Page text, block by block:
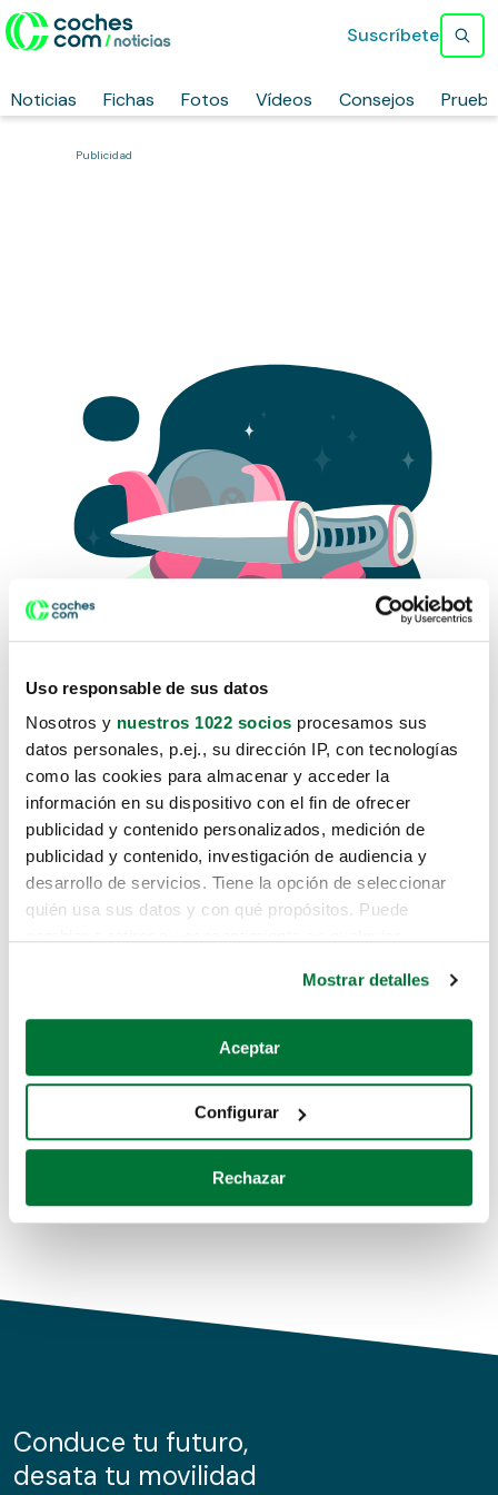
Uso responsable de sus datos
Nosotros y nuestros 1022 socios procesamos sus
datos personales, p.ej., su dirección IP, con tecnologías
como las cookies para almacenar y acceder la
información en su dispositivo con el fin de ofrecer
publicidad y contenido personalizados, medición de
publicidad y contenido, investigación de audiencia y
desarrollo de servicios. Tiene la opción de seleccionar
quién usa sus datos y con qué propósitos. Puede
Si lo permite, también quisiéramos:
Recopilar información sobre su ubicación geográfica
Identificar su dispositivo analizándolo activamente
para buscar características específicas (huellas
Obtenga más información sobre cómo se procesan sus
de cookies.
información sobre el uso que haga del sitio web con
nuestros partners de redes sociales, publicidad y análisis
Mostrar detalles
Aceptar
Configurar
Rechazar
Noticias Fichas Fotos Vídeos Consejos
Suscríbete
Publicidad
Lo sentimos, no sabemos como
te hemos traido hasta aquí.
Pero puedes encontrar el coche que estás
buscando en alguno de estos enlaces:
Coches de segunda mano
Coches de km0
Conduce tu futuro,
desata tu movilidad